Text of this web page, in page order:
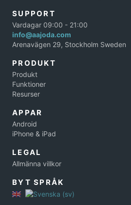
SUPPORT
Vardagar 09:00 - 21:00
info@aajoda.com
Arenavägen 29, Stockholm Sweden
PRODUKT
Produkt
Funktioner
Resurser
APPAR
Android
iPhone & iPad
LEGAL
Allmänna villkor
BYT SPRÅK